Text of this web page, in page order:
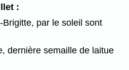
:
par le soleil sont
dernière semaille de laitue